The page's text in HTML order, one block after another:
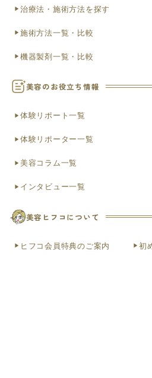
治療法・施術方法を探す
施術方法一覧・比較
機器製剤一覧・比較
美容のお役立ち情報
体験リポート一覧
体験リポーター一覧
美容コラム一覧
インタビュー一覧
美容ヒフコについて
ヒフコ会員特典のご案内 初